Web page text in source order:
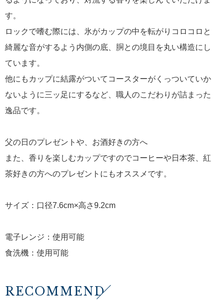
す。
ロックで嗜む際には、氷がカップの中を転がりコロコロと
綺麗な音がするよう内側の底、胴との境目を丸い構造にし
ています。
他にもカップに結露がついてコースターがくっついていか
ないように三ッ足にするなど、職人のこだわりが詰まった
逸品です。
父の日のプレゼントや、お酒好きの方へ
また、香りを楽しむカップですのでコーヒーや日本茶、紅
茶好きの方へのプレゼントにもオススメです。
サイズ：口径7.6cm×高さ9.2cm
電子レンジ：使用可能
食洗機：使用可能
RECOMMEND